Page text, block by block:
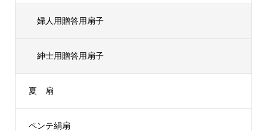
婦人用贈答用扇子
紳士用贈答用扇子
夏 扇
ペンテ絹扇